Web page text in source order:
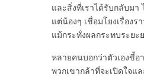
และสิ่งที่เราได้รับกลับม
แต่น้องๆ เชื่อมโยงเรื่อง
แม้กระทั่งผลกระทบระยะ
หลายคนบอกว่าตัวเองขี้
พวกเขากล้าที่จะเปิดใจแ